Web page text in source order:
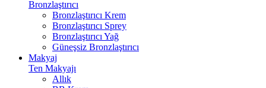
Bronzlaştırıcı
Bronzlaştırıcı Krem
Bronzlaştırıcı Sprey
Bronzlaştırıcı Yağ
Güneşsiz Bronzlaştırıcı
Makyaj
Ten Makyajı
Allık